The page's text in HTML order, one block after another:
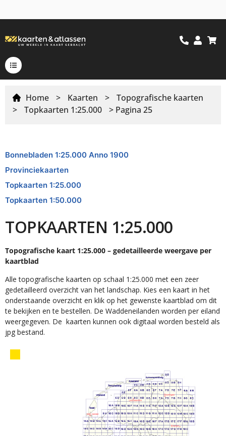
Home > Kaarten >
Topografische kaarten
>
Topkaarten 1:25.000 > Pagina 25
Bonnebladen 1:25.000 Anno 1900
Provinciekaarten
Topkaarten 1:25.000
Topkaarten 1:50.000
TOPKAARTEN 1:25.000
Topografische kaart 1:25.000 – gedetailleerde weergave per
kaartblad
Alle topografische kaarten op schaal 1:25.000 met een zeer
gedetailleerd overzicht van het landschap. Kies een kaart in het
onderstaande overzicht en klik op het gewenste kaartblad om dit
te bekijken en te bestellen. De Waddeneilanden worden per eiland
weergegeven. De kaarten kunnen ook digitaal worden besteld als
jpg bestand.